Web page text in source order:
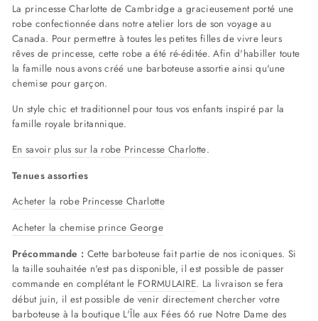
La princesse Charlotte de Cambridge a gracieusement porté une
robe confectionnée dans notre atelier lors de son voyage au
Canada. Pour permettre à toutes les petites filles de vivre leurs
rêves de princesse, cette robe a été ré-éditée. Afin d'habiller toute
la famille nous avons créé une barboteuse assortie ainsi qu'une
chemise pour garçon.
Un style chic et traditionnel pour tous vos enfants inspiré par la
famille royale britannique.
En savoir plus sur la robe Princesse Charlotte.
Tenues assorties
Acheter la robe Princesse Charlotte
Acheter la chemise prince George
Précommande : Cette barboteuse fait partie de nos iconiques. Si
la taille souhaitée n'est pas disponible, il est possible de passer
commande en complétant le FORMULAIRE. La livraison se fera
début juin, il est possible de venir directement chercher votre
barboteuse à la boutique L'Île aux Fées 66 rue Notre Dame des